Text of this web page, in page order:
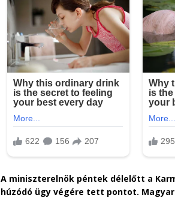
A miniszterelnök péntek délelőtt a
húzódó ügy végére tett pontot.